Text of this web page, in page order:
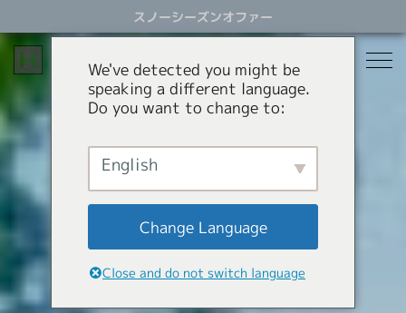
る
スノーシーズンオファー
宿泊
スノーシーズン
ホテル
アパートメントホテル
レストラン
アクティビティ
スノーシーズン
パラグライダー
オファー
コンシェルジュサービス
We've detected you might be
speaking a different language.
Do you want to change to:
English
Change Language
Close and do not switch language